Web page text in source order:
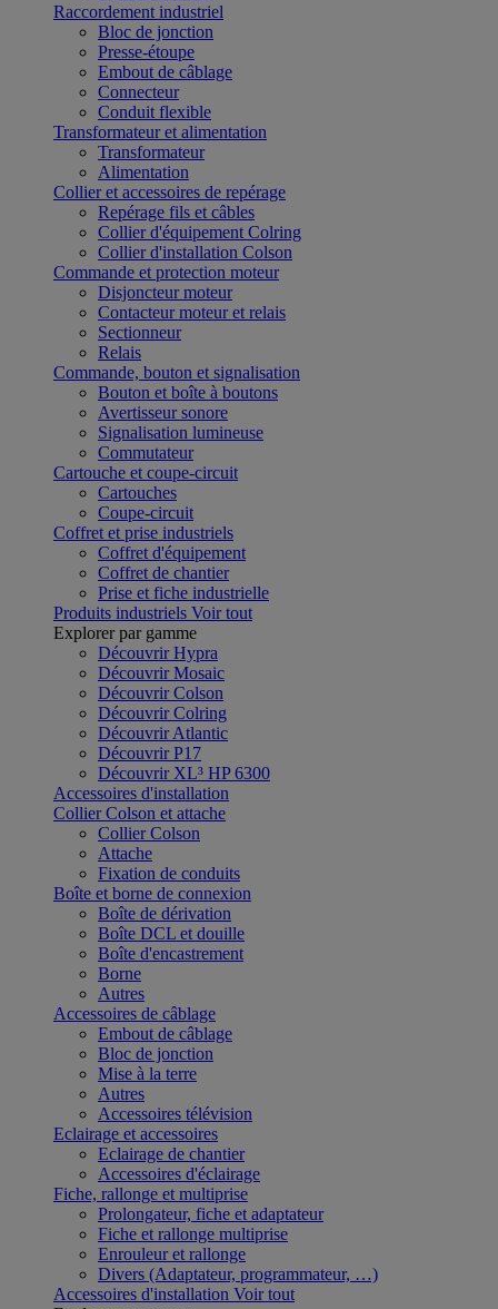
Raccordement industriel
Bloc de jonction
Presse-étoupe
Embout de câblage
Connecteur
Conduit flexible
Transformateur et alimentation
Transformateur
Alimentation
Collier et accessoires de repérage
Repérage fils et câbles
Collier d'équipement Colring
Collier d'installation Colson
Commande et protection moteur
Disjoncteur moteur
Contacteur moteur et relais
Sectionneur
Relais
Commande, bouton et signalisation
Bouton et boîte à boutons
Avertisseur sonore
Signalisation lumineuse
Commutateur
Cartouche et coupe-circuit
Cartouches
Coupe-circuit
Coffret et prise industriels
Coffret d'équipement
Coffret de chantier
Prise et fiche industrielle
Produits industriels Voir tout
Explorer par gamme
Découvrir Hypra
Découvrir Mosaic
Découvrir Colson
Découvrir Colring
Découvrir Atlantic
Découvrir P17
Découvrir XL³ HP 6300
Accessoires d'installation
Collier Colson et attache
Collier Colson
Attache
Fixation de conduits
Boîte et borne de connexion
Boîte de dérivation
Boîte DCL et douille
Boîte d'encastrement
Borne
Autres
Accessoires de câblage
Embout de câblage
Bloc de jonction
Mise à la terre
Autres
Accessoires télévision
Eclairage et accessoires
Eclairage de chantier
Accessoires d'éclairage
Fiche, rallonge et multiprise
Prolongateur, fiche et adaptateur
Fiche et rallonge multiprise
Enrouleur et rallonge
Divers (Adaptateur, programmateur, …)
Accessoires d'installation Voir tout